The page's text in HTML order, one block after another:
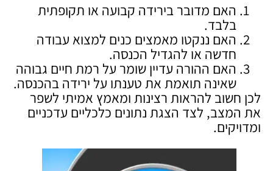
האם מדובר בירידה קבועה או תקופתית
בלבד.
האם ננקטו מאמצים כנים למצוא עבודה
חדשה או להגדיל הכנסה.
האם ההורה עדיין שומר על רמת חיים גבוהה
שאינה תואמת את טענתו על ירידה בהכנסה.
לכן חשוב להראות רצינות ומאמץ אמיתי לשפר
את המצב, לצד הצגת נתונים כלכליים עדכניים
ומדויקים.